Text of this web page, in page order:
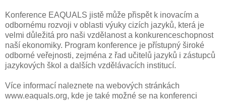
Konference EAQUALS jistě může přispět k inovacím a
odbornému rozvoji v oblasti výuky cizích jazyků, která je
velmi důležitá pro naši vzdělanost a konkurenceschopnost
naší ekonomiky. Program konference je přístupný široké
odborné veřejnosti, zejména z řad učitelů jazyků i zástupců
jazykových škol a dalších vzdělávacích institucí.
Více informací naleznete na webových stránkách
www.eaquals.org, kde je také možné se na konferenci